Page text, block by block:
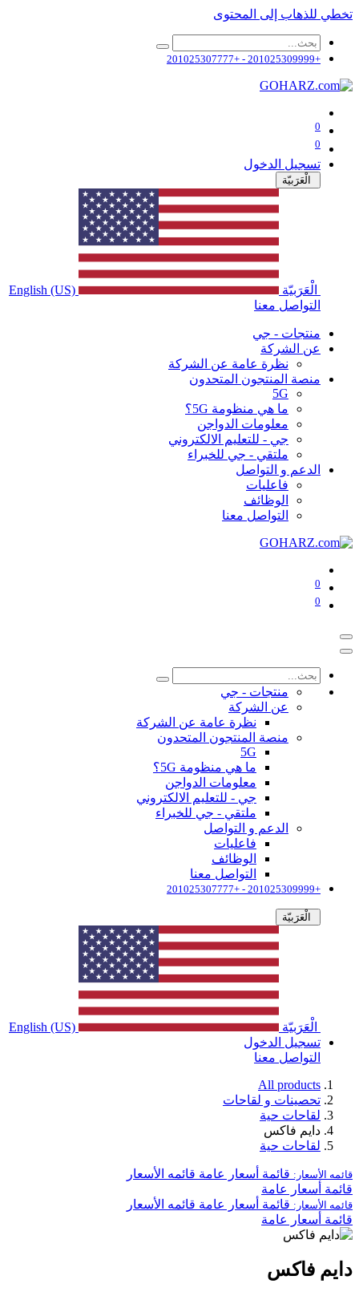
تخطي للذهاب إلى المحتوى
+201025309999 - +201025307777
0
0
تسجيل الدخول
الْعَرَبيّة
الْعَرَبيّة
English (US)
التواصل معنا
منتجات - جي
عن الشركة
نظرة عامة عن الشركة
منصة المنتجون المتحدون
5G
ما هي منظومة 5G؟
معلومات الدواجن
جي - للتعليم الالكتروني
ملتقي - جي للخبراء
الدعم و التواصل
فاعليات
الوظائف
التواصل معنا
0
0
منتجات - جي
عن الشركة
نظرة عامة عن الشركة
منصة المنتجون المتحدون
5G
ما هي منظومة 5G؟
معلومات الدواجن
جي - للتعليم الالكتروني
ملتقي - جي للخبراء
الدعم و التواصل
فاعليات
الوظائف
التواصل معنا
+201025309999 - +201025307777
الْعَرَبيّة
الْعَرَبيّة
English (US)
تسجيل الدخول
التواصل معنا
All products
تحصينات و لقاحات
لقاحات حية
دايم فاكس
لقاحات حية
قائمه الأسعار: قائمة أسعار عامة قائمه الأسعار
قائمة أسعار عامة
قائمه الأسعار: قائمة أسعار عامة قائمه الأسعار
قائمة أسعار عامة
دايم فاكس